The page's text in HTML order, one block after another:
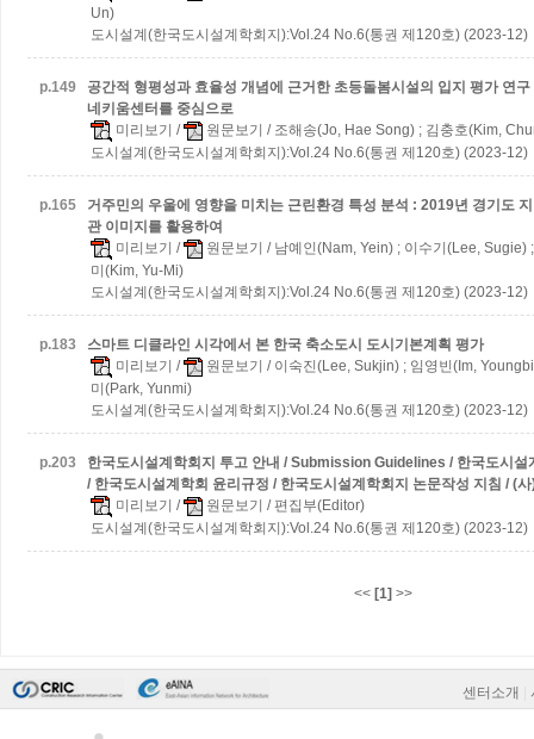
Un)
도시설계(한국도시설계학회지):Vol.24 No.6(통권 제120호) (2023-12)
p.149
공간적 형평성과 효율성 개념에 근거한 초등돌봄시설의 입지 평가 연
네키움센터를 중심으로
미리보기 / 원문보기 / 조해송(Jo, Hae Song) ; 김충호(Kim,
도시설계(한국도시설계학회지):Vol.24 No.6(통권 제120호) (2023-12)
p.165
거주민의 우울에 영향을 미치는 근린환경 특성 분석 : 2019년 경기도
관 이미지를 활용하여
미리보기 / 원문보기 / 남예인(Nam, Yein) ; 이수기(Lee, Sugie)
미(Kim, Yu-Mi)
도시설계(한국도시설계학회지):Vol.24 No.6(통권 제120호) (2023-12)
p.183
스마트 디클라인 시각에서 본 한국 축소도시 도시기본계획 평가
미리보기 / 원문보기 / 이숙진(Lee, Sukjin) ; 임영빈(Im,
미(Park, Yunmi)
도시설계(한국도시설계학회지):Vol.24 No.6(통권 제120호) (2023-12)
p.203
한국도시설계학회지 투고 안내 / Submission Guidelines / 한국도시설
/ 한국도시설계학회 윤리규정 / 한국도시설계학회지 논문작성 지침 / (
미리보기 / 원문보기 / 편집부(Editor)
도시설계(한국도시설계학회지):Vol.24 No.6(통권 제120호) (2023-12)
<< [1] >>
센터소개